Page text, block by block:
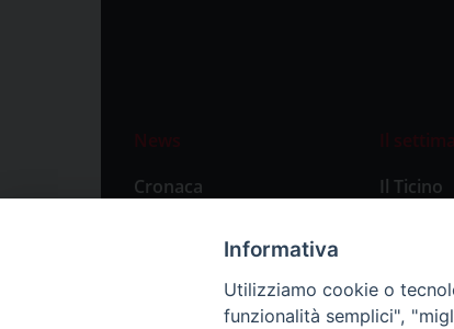
News
Cronaca
Primo Piano
Il
Il Ticino
Informativa
Utilizziamo cookie o
funzionalità semplici",